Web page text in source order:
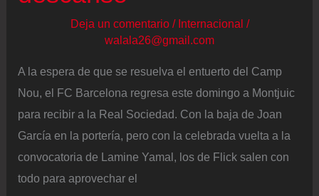
Deja un comentario / Internacional /
walala26@gmail.com
A la espera de que se resuelva el entuerto del Camp
Nou, el FC Barcelona regresa este domingo a Montjuic
para recibir a la Real Sociedad. Con la baja de Joan
García en la portería, pero con la celebrada vuelta a la
convocatoria de Lamine Yamal, los de Flick salen con
todo para aprovechar el